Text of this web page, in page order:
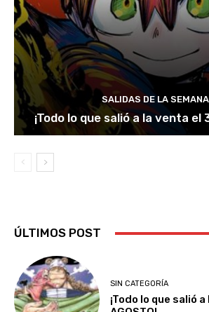
SALIDAS DE LA SEMANA
¡Todo lo que salió a la venta el
ÚLTIMOS POST
SIN CATEGORÍA
¡Todo lo que salió